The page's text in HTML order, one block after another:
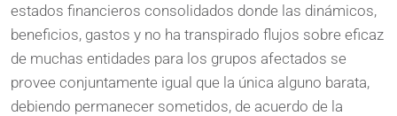
estados financieros consolidados donde las dinámicos,
beneficios, gastos y no ha transpirado flujos sobre eficaz
de muchas entidades para los grupos afectados se
provee conjuntamente igual que la única alguno barata,
debiendo permanecer sometidos, de acuerdo de la